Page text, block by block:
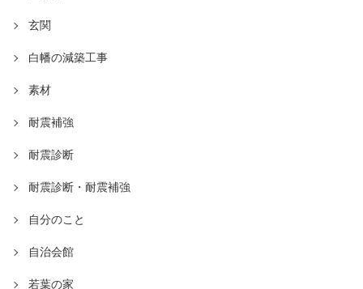
玄関
白幡の減築工事
素材
耐震補強
耐震診断
耐震診断・耐震補強
自分のこと
自治会館
若葉の家